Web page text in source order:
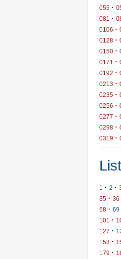
055 ·
081
·
0106 ·
0128 ·
0150 ·
0171
·
0192 ·
0213 ·
0235 ·
0256 ·
0277 ·
0298 ·
0319 ·
1 · 2 ·
35 · 36
68 · 69
101
·
127 ·
153 ·
179 ·